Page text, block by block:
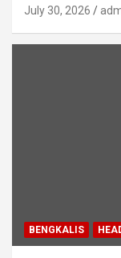
July 30, 2026
BENGKALIS